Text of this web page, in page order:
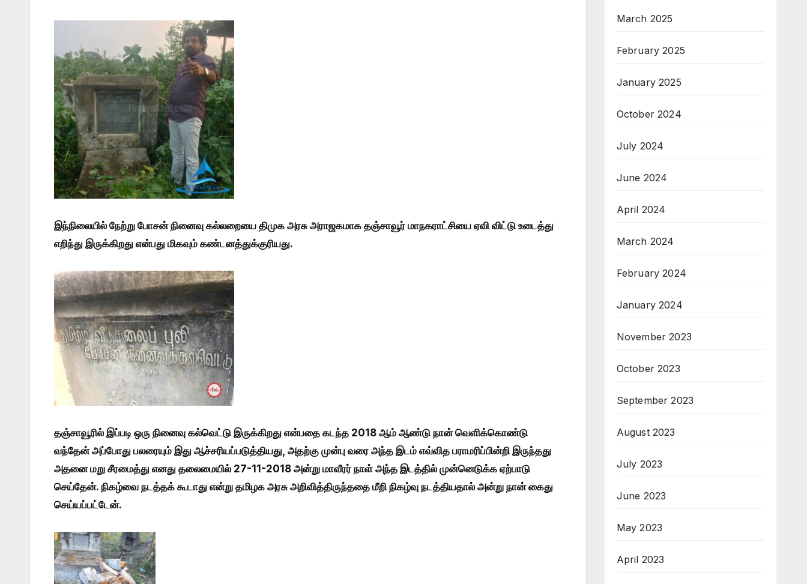
இந்நிலையில் நேற்று போசன் நினைவு கல்லறையை திமுக அரசு அராஜகமாக தஞ்சாவூர் மாநகராட்சியை ஏவி விட்டு உடைத்து
எறிந்து இருக்கிறது என்பது மிகவும் கண்டனத்துக்குரியது.
தஞ்சாவூரில் இப்படி ஒரு நினைவு கல்வெட்டு இருக்கிறது என்பதை கடந்த 2018 ஆம் ஆண்டு நான் வெளிக்கொண்டு
வந்தேன் அப்போது பலரையும் இது ஆச்சரியப்படுத்தியது, அதற்கு முன்பு வரை அந்த இடம் எவ்வித பராமரிப்பின்றி இருந்தது
அதனை மறு சீரமைத்து எனது தலைமையில் 27-11-2018 அன்று மாவீரர் நாள் அந்த இடத்தில் முன்னெடுக்க ஏற்பாடு
செய்தேன். நிகழ்வை நடத்தக் கூடாது என்று தமிழக அரசு அறிவித்திருந்ததை மீறி நிகழ்வு நடத்தியதால் அன்று நான் கைது
செய்யப்பட்டேன்.
March 2025
February 2025
January 2025
October 2024
July 2024
June 2024
April 2024
March 2024
February 2024
January 2024
November 2023
October 2023
September 2023
August 2023
July 2023
June 2023
May 2023
April 2023